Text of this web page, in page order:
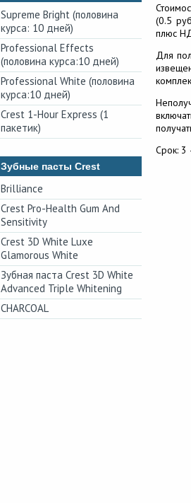
Supreme Bright (половина
курса: 10 дней)
Professional Effects
(половина курса:10 дней)
Professional White (половина
курса:10 дней)
Crest 1-Hour Express (1
пакетик)
Зубные пасты Crest
Brilliance
Crest Pro-Health Gum And
Sensitivity
Crest 3D White Luxe
Glamorous White
Зубная паста Crest 3D White
Advanced Triple Whitening
CHARCOAL
(0.5
плюс
Для
Срок: 3